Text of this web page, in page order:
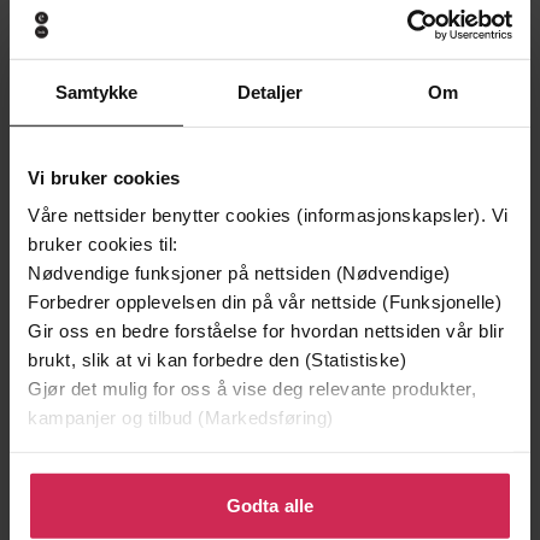
Samtykke Detaljer Om
Vi bruker cookies
Våre nettsider benytter cookies (informasjonskapsler). Vi
bruker cookies til:
Nødvendige funksjoner på nettsiden (Nødvendige)
Forbedrer opplevelsen din på vår nettside (Funksjonelle)
Gir oss en bedre forståelse for hvordan nettsiden vår blir
brukt, slik at vi kan forbedre den (Statistiske)
Gjør det mulig for oss å vise deg relevante produkter,
kampanjer og tilbud (Markedsføring)
Klikk på «Godta alle» for å gi oss ditt samtykke til å
bruke cookies for alle disse formålene. Du kan også
tilpasse ditt samtykke til spesifikke formål ved å klikke
Godta alle
149,-
Det innerste rommet
149,-